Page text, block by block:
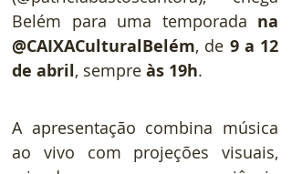
Belém para uma temporada na
@CAIXACulturalBelém, de 9 a 12
de abril, sempre às 19h.
A apresentação combina música
ao vivo com projeções visuais,